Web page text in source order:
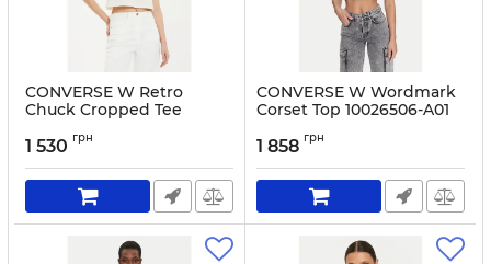
CONVERSE W Retro
Chuck Cropped Tee
Артикул:
1 530 грн
CONVERSE W Wordmark
Corset Top 10026506-A01
Артикул:
1 858 грн